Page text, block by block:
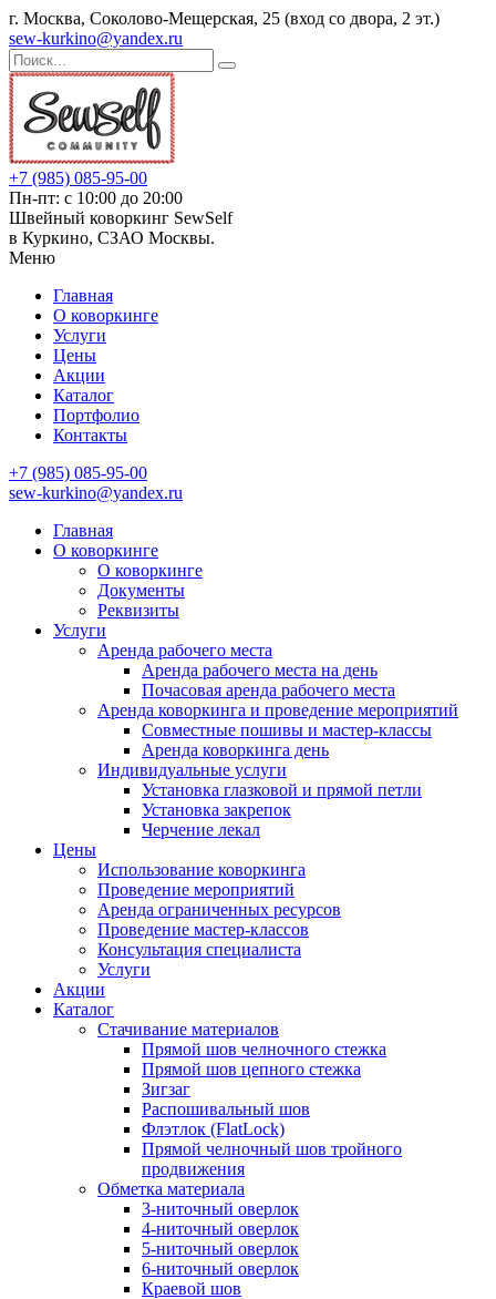
г. Москва, Соколово-Мещерская, 25 (вход со двора, 2 эт.)
sew-kurkino@yandex.ru
+7 (985) 085-95-00
Пн-пт: с 10:00 до 20:00
Швейный коворкинг SewSelf
в Куркино, СЗАО Москвы.
Меню
Главная
О коворкинге
Услуги
Цены
Акции
Каталог
Портфолио
Контакты
+7 (985) 085-95-00
sew-kurkino@yandex.ru
Главная
О коворкинге
О коворкинге
Документы
Реквизиты
Услуги
Аренда рабочего места
Аренда рабочего места на день
Почасовая аренда рабочего места
Аренда коворкинга и проведение мероприятий
Совместные пошивы и мастер-классы
Аренда коворкинга день
Индивидуальные услуги
Установка глазковой и прямой петли
Установка закрепок
Черчение лекал
Цены
Использование коворкинга
Проведение мероприятий
Аренда ограниченных ресурсов
Проведение мастер-классов
Консультация специалиста
Услуги
Акции
Каталог
Стачивание материалов
Прямой шов челночного стежка
Прямой шов цепного стежка
Зигзаг
Распошивальный шов
Флэтлок (FlatLock)
Прямой челночный шов тройного
продвижения
Обметка материала
3-ниточный оверлок
4-ниточный оверлок
5-ниточный оверлок
6-ниточный оверлок
Краевой шов